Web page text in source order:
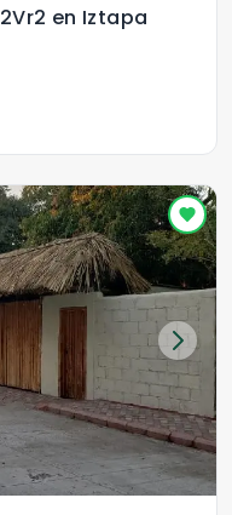
en Iztapa